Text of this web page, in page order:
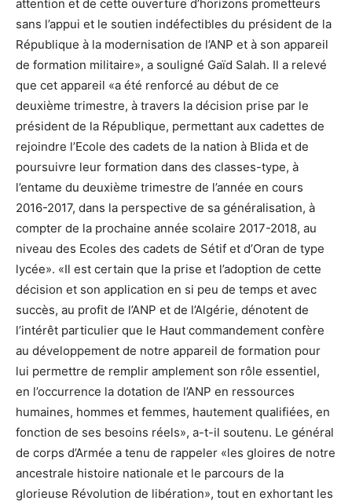
attention et de cette ouverture d’horizons prometteurs
sans l’appui et le soutien indéfectibles du président de la
République à la modernisation de l’ANP et à son appareil
de formation militaire», a souligné Gaïd Salah. Il a relevé
que cet appareil «a été renforcé au début de ce
deuxième trimestre, à travers la décision prise par le
président de la République, permettant aux cadettes de
rejoindre l’Ecole des cadets de la nation à Blida et de
poursuivre leur formation dans des classes-type, à
l’entame du deuxième trimestre de l’année en cours
2016-2017, dans la perspective de sa généralisation, à
compter de la prochaine année scolaire 2017-2018, au
niveau des Ecoles des cadets de Sétif et d’Oran de type
lycée». «Il est certain que la prise et l’adoption de cette
décision et son application en si peu de temps et avec
succès, au profit de l’ANP et de l’Algérie, dénotent de
l’intérêt particulier que le Haut commandement confère
au développement de notre appareil de formation pour
lui permettre de remplir amplement son rôle essentiel,
en l’occurrence la dotation de l’ANP en ressources
humaines, hommes et femmes, hautement qualifiées, en
fonction de ses besoins réels», a-t-il soutenu. Le général
de corps d’Armée a tenu de rappeler «les gloires de notre
ancestrale histoire nationale et le parcours de la
glorieuse Révolution de libération», tout en exhortant les